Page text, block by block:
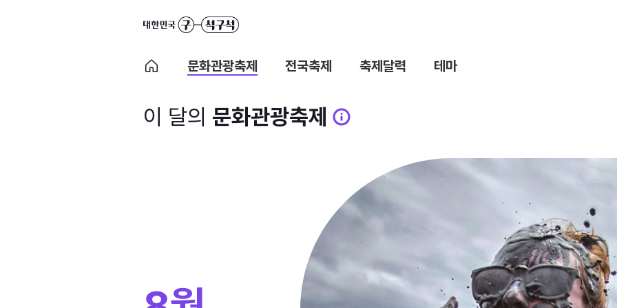
문화관광축제 전국축제 축제달력 테마
이 달의 문화관광축제